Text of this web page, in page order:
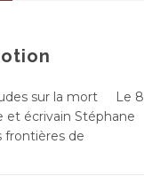
sur la mort Le 8
et écrivain Stéphane
frontières de